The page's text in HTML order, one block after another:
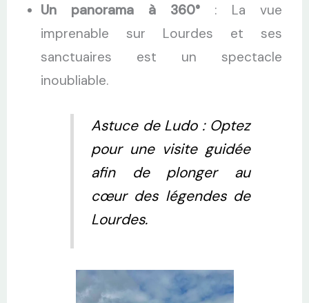
Un panorama à 360° : La vue
imprenable sur Lourdes et ses
sanctuaires est un spectacle
inoubliable.
Astuce de Ludo : Optez
pour une visite guidée
afin de plonger au
cœur des légendes de
Lourdes.